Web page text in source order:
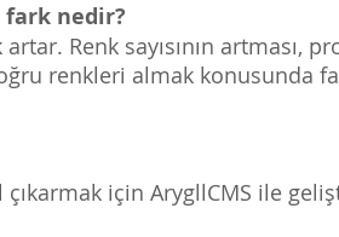
fark nedir?
Renk sayısının artması,
renkleri almak konusunda
için ArygllCMS ile